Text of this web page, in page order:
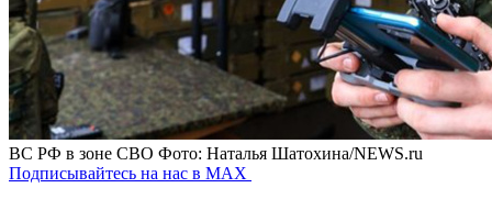
ВС РФ в зоне СВО Фото: Наталья Шатохина/NEWS.ru
Подписывайтесь на нас в MAX